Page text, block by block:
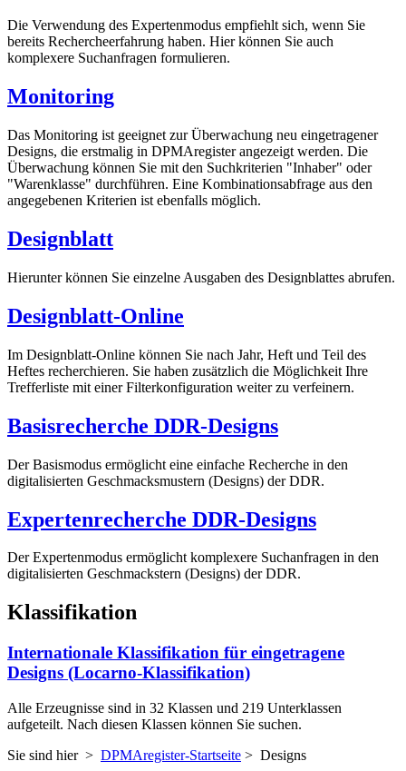
Die Verwendung des Expertenmodus empfiehlt sich, wenn Sie
bereits Rechercheerfahrung haben. Hier können Sie auch
komplexere Suchanfragen formulieren.
Monitoring
Das Monitoring ist geeignet zur Überwachung neu eingetragener
Designs, die erstmalig in DPMAregisterangezeigt werden. Die
Überwachung können Sie mit den Suchkriterien "Inhaber" oder
"Warenklasse" durchführen. Eine Kombinationsabfrage aus den
angegebenen Kriterien ist ebenfalls möglich.
Designblatt
Hierunter können Sie einzelne Ausgaben des Designblattes abrufen.
Designblatt-Online
Im Designblatt-Online können Sie nach Jahr, Heft und Teil des
Heftes recherchieren. Sie haben zusätzlich die Möglichkeit Ihre
Trefferliste mit einer Filterkonfiguration weiter zu verfeinern.
Basisrecherche DDR-Designs
Der Basismodus ermöglicht eine einfache Recherche in den
digitalisierten Geschmacksmustern (Designs) der DDR.
Expertenrecherche DDR-Designs
Der Expertenmodus ermöglicht komplexere Suchanfragen in den
digitalisierten Geschmackstern (Designs) der DDR.
Klassifikation
Internationale Klassifikation für eingetragene
Designs (Locarno-Klassifikation)
Alle Erzeugnisse sind in 32 Klassen und 219 Unterklassen
aufgeteilt. Nach diesen Klassen können Sie suchen.
Sie sind hier > DPMAregister-Startseite > Designs